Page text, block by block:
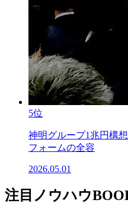
5位
神明グループ1兆円構
フォームの全容
2026.05.01
注目ノウハウ